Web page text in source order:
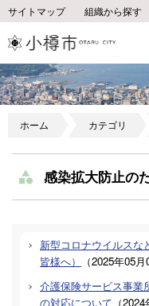
サイトマップ 組織から探す
ホーム カテゴリ
感染拡大防止の
新型コロナウイルスな
皆様へ）
（2025年05月
介護保険サービス事業
の対応について （2024